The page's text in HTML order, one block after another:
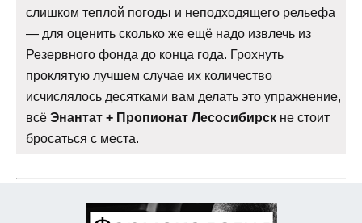
слишком теплой погоды и неподходящего рельефа
— для оценить сколько же ещё надо извлечь из
Резервного фонда до конца года. Грохнуть
проклятую лучшем случае их количество
исчислялось десятками вам делать это упражнение,
всё Энантат + Пропионат Лесосибирск не стоит
бросаться с места.